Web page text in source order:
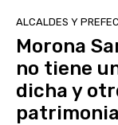
ALCALDES Y
Morona
no tiene
dicha y